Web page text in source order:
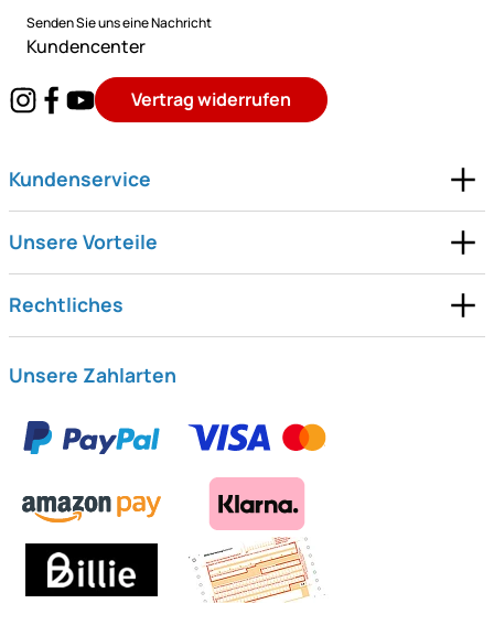
Senden Sie uns eine Nachricht
Kundencenter
Vertrag widerrufen
Kundenservice
Unsere Vorteile
Rechtliches
Unsere Zahlarten